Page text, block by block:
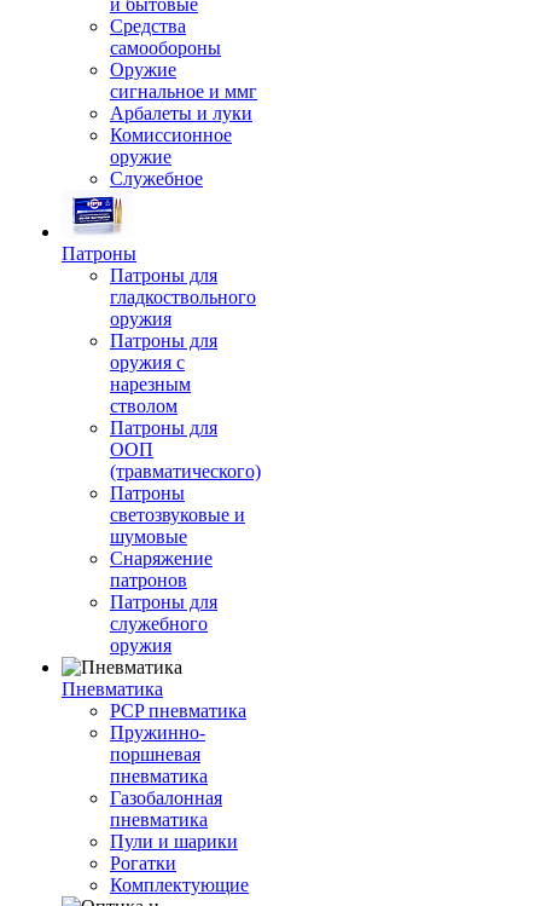
и бытовые
Средства
самообороны
Оружие
сигнальное и ммг
Арбалеты и луки
Комиссионное
оружие
Служебное
Патроны
Патроны для
гладкоствольного
оружия
Патроны для
оружия с
нарезным
стволом
Патроны для
ООП
(травматического)
Патроны
светозвуковые и
шумовые
Снаряжение
патронов
Патроны для
служебного
оружия
Пневматика
PCP пневматика
Пружинно-
поршневая
пневматика
Газобалонная
пневматика
Пули и шарики
Рогатки
Комплектующие